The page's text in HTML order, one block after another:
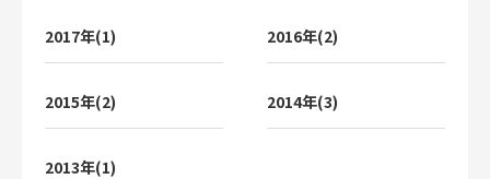
2017年(1) 2016年(2)
2015年(2) 2014年(3)
2013年(1)